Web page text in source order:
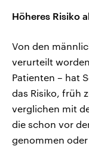
Höheres Risiko
Von den
verurteilt
Patienten – hat
das Risiko, früh
verglichen mit
die schon vor
genommen